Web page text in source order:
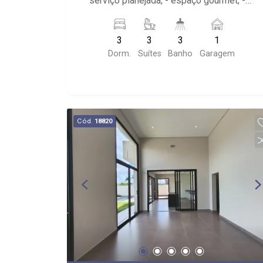
- 3 banheiros; - lavabo; - próximo ao
Sushi Shimokita, Estância Caipira
3
Dorm.
3
Suítes
3
Banho
1
Garagem
Cód. 18820